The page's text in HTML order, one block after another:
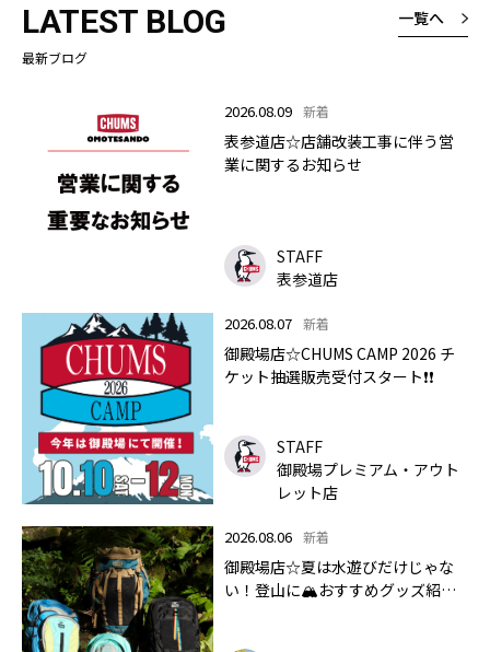
LATEST BLOG
最新ブログ
一覧へ
2026.08.09 新着
表参道店☆店舗改装工事に伴う営
業に関するお知らせ
STAFF
表参道店
2026.08.07 新着
御殿場店☆CHUMS CAMP 2026 チ
ケット抽選販売受付スタート❗❗
STAFF
御殿場プレミアム・アウト
レット店
2026.08.06 新着
御殿場店☆夏は水遊びだけじゃな
い！登山に🏔おすすめグッズ紹介